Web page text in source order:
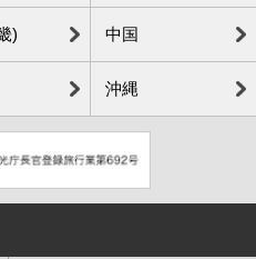
) 中国
沖縄